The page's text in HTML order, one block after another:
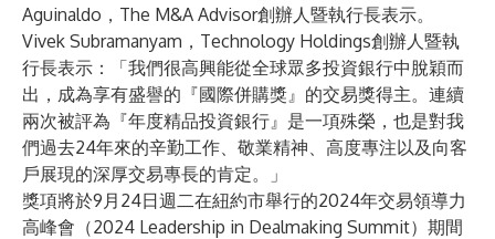
Aguinaldo ， The M&A Advisor創辦人暨執行長表示。
Vivek Subramanyam ， Technology Holdings創辦人暨執
行長表示：「我們很高興能從全球眾多投資銀行中脫穎而
出，成為享有盛譽的『國際併購獎』的交易獎得主。連續
兩次被評為『年度精品投資銀行』是一項殊榮，也是對我
們過去24年來的辛勤工作、敬業精神、高度專注以及向客
戶展現的深厚交易專長的肯定。」
獎項將於9月24日週二在紐約市舉行的2024年交易領導力
高峰會（2024 Leadership in Dealmaking Summit）期間